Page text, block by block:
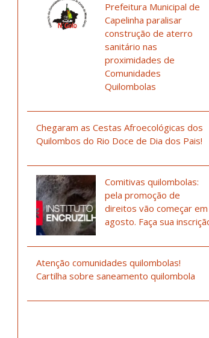
Prefeitura Municipal de
Capelinha paralisar
construção de aterro
sanitário nas
proximidades de
Comunidades
Quilombolas
Chegaram as Cestas Afroecológicas dos
Quilombos do Rio Doce de Dia dos Pais!
Comitivas quilombolas:
pela promoção de
direitos vão começar em
agosto. Faça sua
Atenção comunidades quilombolas!
Cartilha sobre saneamento quilombola